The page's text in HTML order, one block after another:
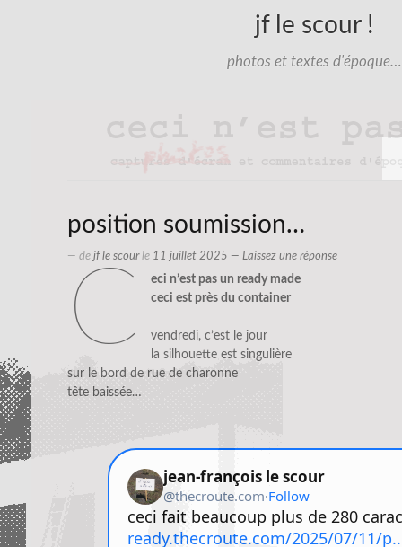
jf le scour !
photos et textes d'époque…
position soumission…
— de jf le scourle 11 juillet 2025 — Laissez une réponse
c
eci n’est pas un ready made
ceci est près du container
vendredi, c’est le jour
la silhouette est singulière
sur le bord de rue de charonne
tête baissée…